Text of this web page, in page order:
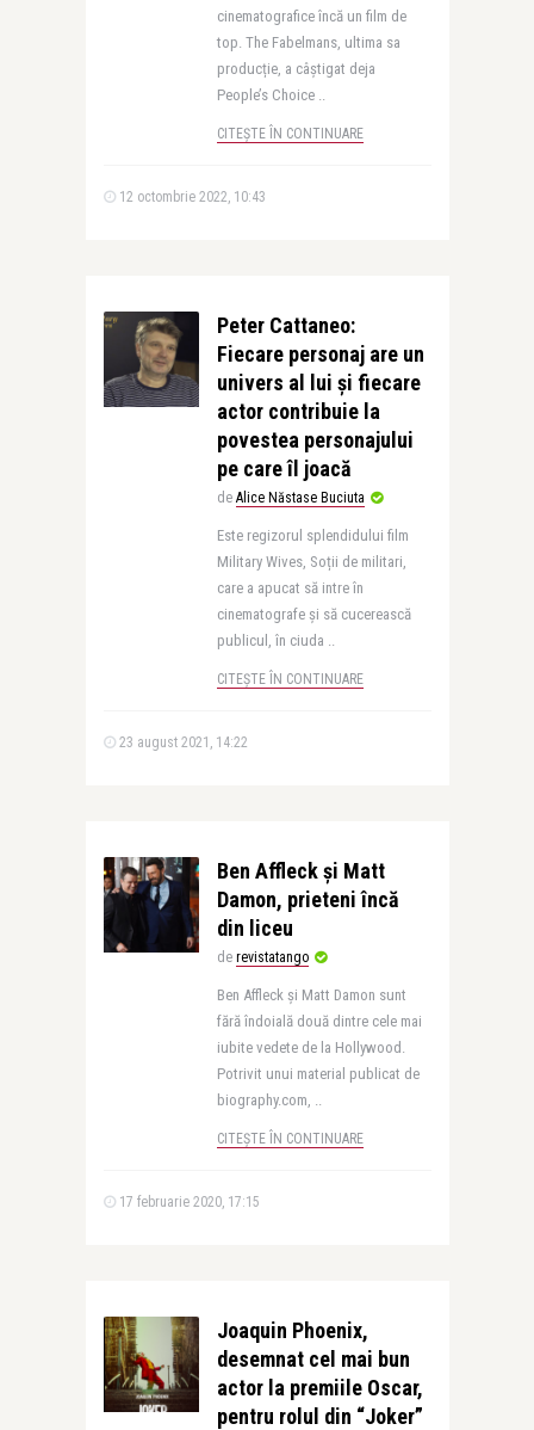
cinematografice încă un film de
top. The Fabelmans, ultima sa
producție, a câștigat deja
People’s Choice ..
CITEȘTE ÎN CONTINUARE
12 octombrie 2022, 10:43
Peter Cattaneo:
Fiecare personaj are un
univers al lui și fiecare
actor contribuie la
povestea personajului
pe care îl joacă
de Alice Năstase Buciuta
Este regizorul splendidului film
Military Wives, Soții de militari,
care a apucat să intre în
cinematografe și să cucerească
publicul, în ciuda ..
CITEȘTE ÎN CONTINUARE
23 august 2021, 14:22
Ben Affleck și Matt
Damon, prieteni încă
din liceu
de revistatango
Ben Affleck și Matt Damon sunt
fără îndoială două dintre cele mai
iubite vedete de la Hollywood.
Potrivit unui material publicat de
biography.com, ..
CITEȘTE ÎN CONTINUARE
17 februarie 2020, 17:15
Joaquin Phoenix,
desemnat cel mai bun
actor la premiile Oscar,
pentru rolul din “Joker”